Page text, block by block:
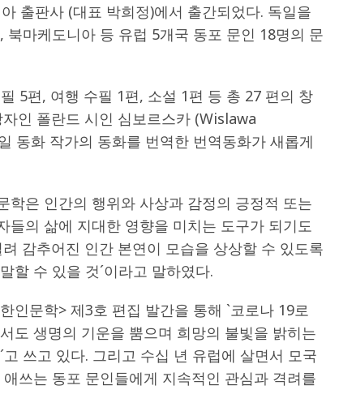
국학대회(VfK)’ 성료
한인소식
한국어능력시험 (TOPIK)
출판사 (대표 박희정)에서 출간되었다. 독일을
마케도니아 등 유럽 5개국 동포 문인 18명의 문
5편, 여행 수필 1편, 소설 1편 등 총 27 편의 창
인 폴란드 시인 심보르스카 (Wislawa
동화 작가의 동화를 번역한 번역동화가 새롭게
학은 인간의 행위와 사상과 감정의 긍정적 또는
들의 삶에 지대한 영향을 미치는 도구가 되기도
감추어진 인간 본연이 모습을 상상할 수 있도록
할 수 있을 것´이라고 말하였다.
인문학> 제3호 편집 발간을 통해 `코로나 19로
도 생명의 기운을 뿜으며 희망의 불빛을 밝히는
쓰고 있다. 그리고 수십 년 유럽에 살면서 모국
쓰는 동포 문인들에게 지속적인 관심과 격려를